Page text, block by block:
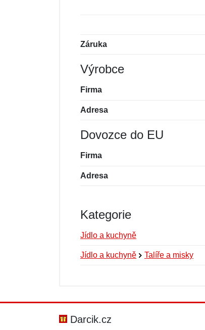
Záruka
Výrobce
Firma
Adresa
Dovozce do EU
Firma
Adresa
Kategorie
Jídlo a kuchyně
Jídlo a kuchyně Talíře a misky
Darcik.cz